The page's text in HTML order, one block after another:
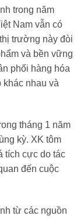
trong năm
Nam vẫn có
trường này đòi
và bền vững
phối hàng hóa
nhau và
tháng 1 năm
kỳ. XK tôm
tích cực do tác
đến cuộc
từ các nguồn